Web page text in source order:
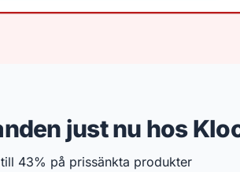
just nu hos
43% på prissänkta produkter